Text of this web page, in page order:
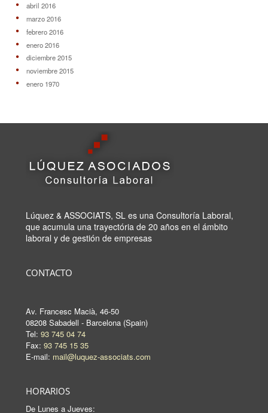
abril 2016
marzo 2016
febrero 2016
enero 2016
diciembre 2015
noviembre 2015
enero 1970
Lúquez & ASSOCIATS, SL es una Consultoría Laboral,
que acumula una trayectória de 20 años en el ámbito
laboral y de gestión de empresas
CONTACTO
Av. Francesc Macià, 46-50
08208 Sabadell - Barcelona (Spain)
Tel: 93 745 04 74
Fax: 93 745 15 35
E-mail: mail@luquez-associats.com
HORARIOS
De Lunes a Jueves: